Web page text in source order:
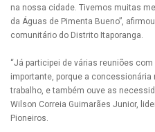
na nossa cidade. Tivemos muitas
da Águas de Pimenta Bueno”,
comunitário do Distrito Itaporanga.
“Já participei de várias reuniões
importante, porque a
trabalho, e também ouve as
Wilson Correia Guimarães Junior,
Pioneiros.